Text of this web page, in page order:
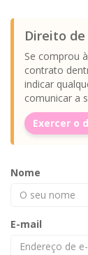
Direito
Se comprou
contrato
indicar
comunicar a
Exercer o
Nome
E-mail